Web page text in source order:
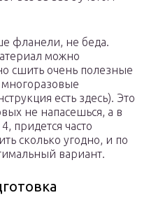
фланели, не беда.
можно
сшить очень полезные
есть здесь). Это
не напасешься, а в
придется часто
сколько угодно, и по
вариант.